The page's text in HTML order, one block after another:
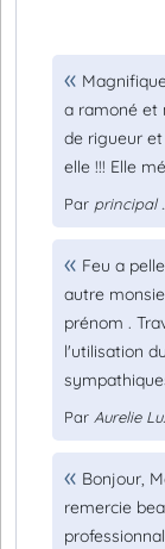
a ramoné et
de rigueur
elle !!! Elle
Par principal
Feu a
autre
prénom .
l'utilisation
Par Aurelie
Bonjour,
remercie